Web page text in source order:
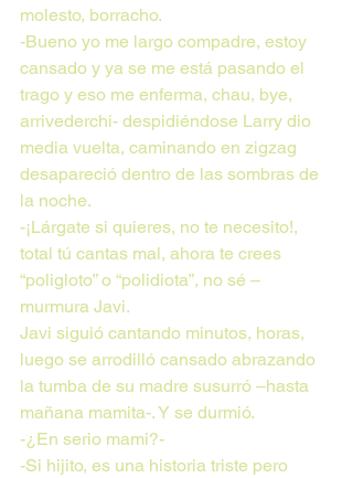
molesto, borracho.
-Bueno yo me largo compadre, estoy
cansado y ya se me está pasando el
trago y eso me enferma, chau, bye,
arrivederchi- despidiéndose Larry dio
media vuelta, caminando en zigzag
desapareció dentro de las sombras de
la noche.
-¡Lárgate si quieres, no te necesito!,
total tú cantas mal, ahora te crees
“poligloto” o “polidiota”, no sé –
murmura Javi.
Javi siguió cantando minutos, horas,
luego se arrodilló cansado abrazando
la tumba de su madre susurró –hasta
mañana mamita-. Y se durmió.
-¿En serio mami?-
-Si hijito, es una historia triste pero